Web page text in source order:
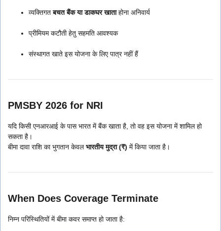
व्यक्तिगतबचत बैंक या डाकघर खाताहोना अनिवार्य
प्रीमियम कटौती हेतु सहमति आवश्यक
संस्थागत खाते इस योजना के लिए पात्र नहीं हैं
PMSBY 2026 for NRI
यदि किसी एनआरआई के पास भारत में बैंक खाता है, तो वह इस योजना में शामिल हो
सकता है।
बीमा दावा राशि का भुगतान केवलभारतीय मुद्रा (₹) में किया जाता है।
When Does Coverage Terminate
निम्न परिस्थितियों में बीमा कवर समाप्त हो जाता है: